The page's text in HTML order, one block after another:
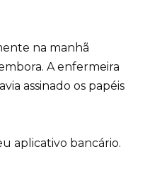
na manhã
A enfermeira
assinado os papéis
aplicativo bancário.